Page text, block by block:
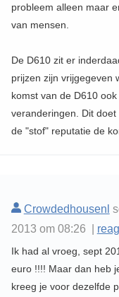
probleem alleen maar
van mensen.
De D610 zit er
prijzen zijn vrijgegeven
komst van de D610
veranderingen. Dit
de "stof" reputatie de
Crowdedhousenl
2013 om 08:26 |
Ik had al vroeg, sept
euro !!!! Maar dan heb
kreeg je voor dezelfde